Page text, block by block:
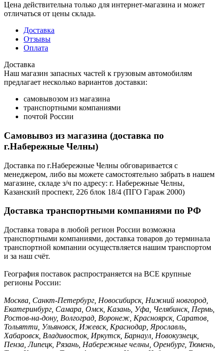
Цена действительна только для интернет-магазина и может
отличаться от цены склада.
Доставка
Отзывы
Оплата
Доставка
Наш магазин запасных частей к грузовым автомобилям
предлагает несколько вариантов доставки:
самовывозом из магазина
транспортными компаниями
почтой России
Самовывоз из магазина (доставка по
г.Набережные Челны)
Доставка по г.Набережные Челны обговаривается с
менеджером, либо вы можете самостоятельно забрать в нашем
магазине, складе з/ч по адресу: г. Набережные Челны,
Казанский проспект, 226 блок 18/4 (ПГО Гараж 2000)
Доставка транспортными компаниями по РФ
Доставка товара в любой регион России возможна
транспортными компаниями, доставка товаров до терминала
транспортной компании осуществляется нашим транспортом
и за наш счёт.
География поставок распространяется на ВСЕ крупные
регионы России:
Москва, Санкт-Петербург, Новосибирск, Нижний новгород,
Екатеринбург, Самара, Омск, Казань, Уфа, Челябинск, Пермь,
Ростов-на-дону, Волгоград, Воронеж, Красноярск, Саратов,
Тольятти, Ульяновск, Ижевск, Краснодар, Ярославль,
Хабаровск, Владивосток, Иркутск, Барнаул, Новокузнецк,
Пенза, Липецк, Рязань, Набережные челны, Оренбург, Тюмень,